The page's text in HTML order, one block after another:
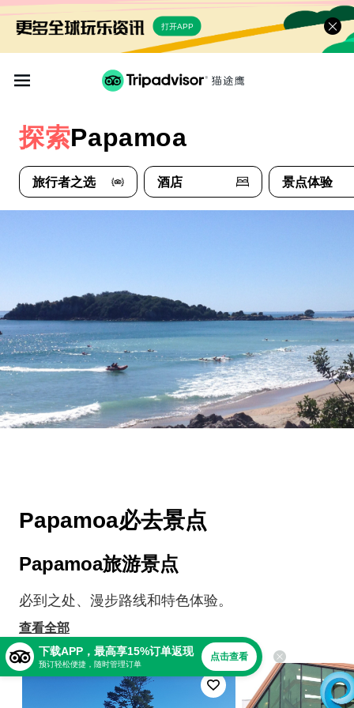
打开APP
探索Papamoa
旅行者之选 酒店 景点体验
Papamoa必去景点
Papamoa旅游景点
必到之处、漫步路线和特色体验。
查看全部
下载APP，最高享15%订单返现
预订轻松便捷，随时管理订单
点击查看